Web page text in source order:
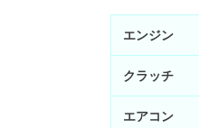
エンジン
クラッチ
エアコン